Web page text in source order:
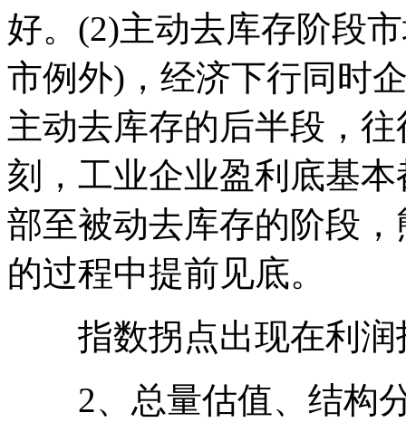
好。(2)主动去库存阶段
市例外)，经济下行同时
主动去库存的后半段，
刻，工业企业盈利底基
部至被动去库存的阶段
的过程中提前见底。
指数拐点出现在利润
2、总量估值、结构